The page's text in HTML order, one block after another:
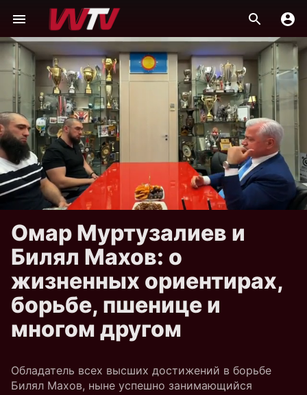
Омар Муртузалиев и
Билял Махов: о
жизненных ориентирах,
борьбе, пшенице и
многом другом
Обладатель всех высших достижений в борьбе
Билял Махов, ныне успешно занимающийся